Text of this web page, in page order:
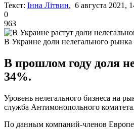
Текст: Інна Літвин, 6 августа 2021,
0
963
В Украине доли нелегального
В прошлом году доля
34%.
Уровень нелегального бизнеса на
служба Антимонопольного комитета.
По данным компаний-членов